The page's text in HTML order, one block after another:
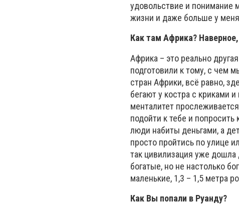
удовольствие и понимание
жизни и даже больше у
Как там Африка?
Африка – это реально
подготовили к тому, с чем
стран Африки, всё равно,
бегают у костра с криками
менталитет
подойти к тебе и
люди набиты деньгами, а
просто пройтись по улице
так цивилизация уже дошла
богатые, но не настолько
маленькие, 1,3 – 1,5 метра
Как Вы попали в Руанду?